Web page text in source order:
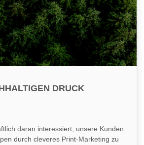
DRUCK
daran interessiert, unsere Kunden
durch cleveres Print-Marketing zu